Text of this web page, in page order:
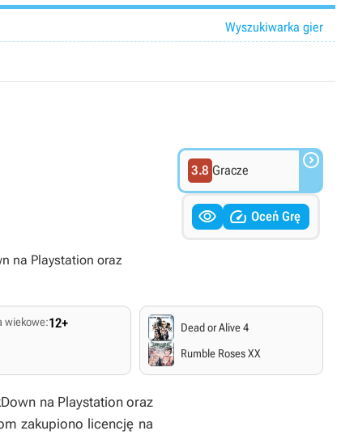
Wyszukiwarka gier
na Playstation oraz
3.8 Gracze 
  Oceń Grę
wiekowe:12+
Dead or Alive 4
Rumble Roses XX
na Playstation oraz
zakupiono licencję na